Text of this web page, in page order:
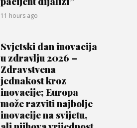
11 hours ago
Svjetski dan inovacija
u zdravlju 2026 –
Zdravstvena
jednakost kroz
inovacije; Europa
može razviti najbolje
inovacije na svijetu,